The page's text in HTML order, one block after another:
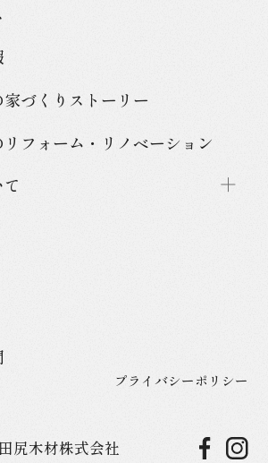
田尻木材株式会社
づくり ストーリー
フォーム・ リノベーション
プライバシーポリシー